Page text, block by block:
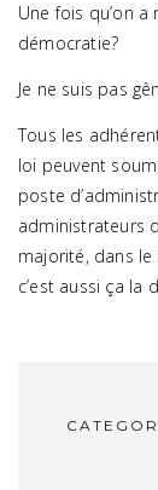
Une fois qu’on
démocratie?
Je ne suis pas
Tous les
loi peuvent
poste
administrateurs
majorité, dans le
c’est aussi ça la